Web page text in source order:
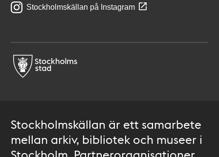
Stockholmskällan på Instagram
Stockholmskällan är ett samarbete
mellan arkiv, bibliotek och museer i